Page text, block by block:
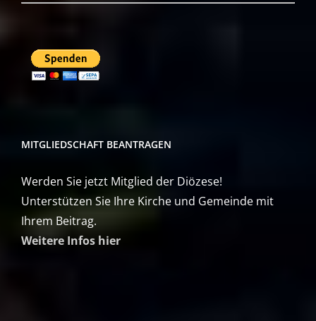
MITGLIEDSCHAFT BEANTRAGEN
Werden Sie jetzt Mitglied der Diözese!
Unterstützen Sie Ihre Kirche und Gemeinde mit
Ihrem Beitrag.
Weitere Infos hier